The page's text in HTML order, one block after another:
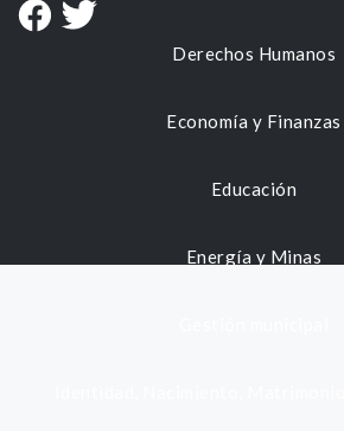
Derechos Humanos
Economía y Finanzas
Educación
Energía y Minas